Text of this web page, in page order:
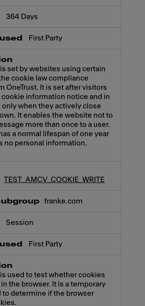
364 Days
First Party
set by websites using certain
cookie law compliance
OneTrust. It is set after visitors
cookie information notice and in
only when they actively close
It enables the website not to
more than once to a user.
a normal lifespan of one year
no personal information.
TEST_AMCV_COOKIE_WRITE
franke.com
Session
First Party
used to test whether cookies
the browser. It is a temporary
to determine if the browser